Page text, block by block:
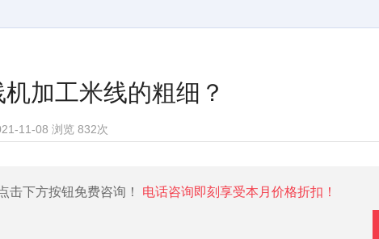
加工米线的粗细？
11-08 浏览 832次
击下方按钮免费咨询！ 电话咨询即刻享受本月价格折扣！